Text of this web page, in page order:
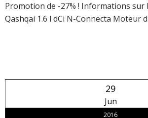
Promotion de -27% ! Informations sur
Qashqai 1.6 l dCi N-Connecta Moteur
29
Jun
2016